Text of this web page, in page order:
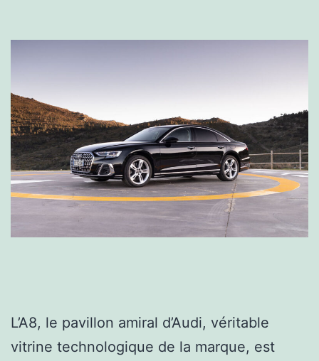
L’A8, le pavillon amiral d’Audi, véritable
vitrine technologique de la marque, est